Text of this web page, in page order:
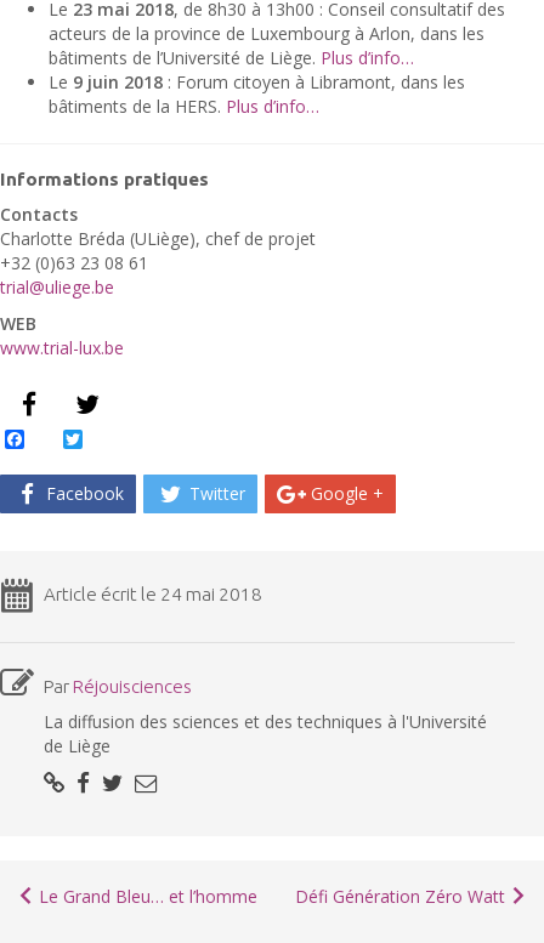
Le 23 mai 2018, de 8h30 à 13h00 : Conseil consultatif des
acteurs de la province de Luxembourg à Arlon, dans les
bâtiments de l’Université de Liège. Plus d’info…
Le 9 juin 2018 : Forum citoyen à Libramont, dans les
bâtiments de la HERS. Plus d’info…
Informations pratiques
Contacts
Charlotte Bréda (ULiège), chef de projet
+32 (0)63 23 08 61
trial@uliege.be
WEB
www.trial-lux.be
Facebook
Facebook Twitter Google +
Article écrit le 24 mai 2018
Par Réjouisciences
La diffusion des sciences et des techniques à l'Université
de Liège
Le Grand Bleu… et l’homme Défi Génération Zéro Watt